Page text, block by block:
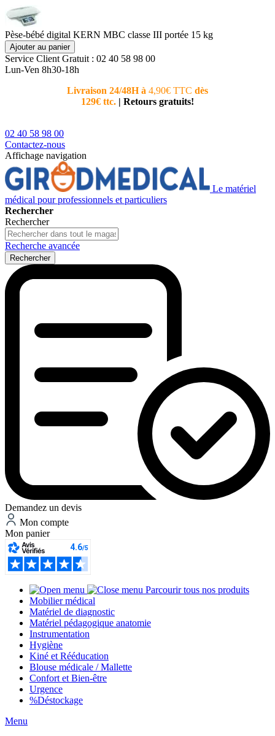
Pèse-bébé digital KERN MBC classe III portée 15 kg
Ajouter au panier
Service Client Gratuit : 02 40 58 98 00
Lun-Ven 8h30-18h
Livraison 24/48H à 4,90€ TTC dès
129€ ttc. | Retours gratuits!
02 40 58 98 00
Contactez-nous
Affichage navigation
Le matériel
médical pour professionnels et particuliers
Rechercher
Rechercher
Recherche avancée
Rechercher
Demandez un devis
Mon compte
Mon panier
Parcourir tous nos produits
Mobilier médical
Matériel de diagnostic
Matériel pédagogique anatomie
Instrumentation
Hygiène
Kiné et Rééducation
Blouse médicale / Mallette
Confort et Bien-être
Urgence
%Déstockage
Menu